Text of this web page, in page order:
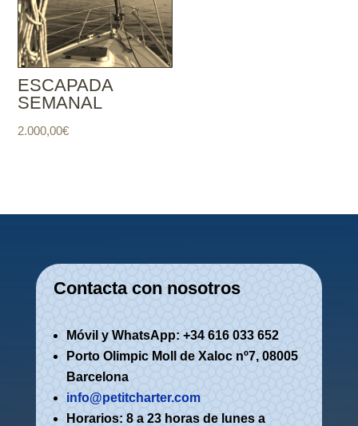
ESCAPADA
SEMANAL
2.000,00€
Contacta con nosotros
Móvil y WhatsApp: +34 616 033 652
Porto Olimpic Moll de Xaloc nº7, 08005
Barcelona
info@petitcharter.com
Horarios: 8 a 23 horas de lunes a